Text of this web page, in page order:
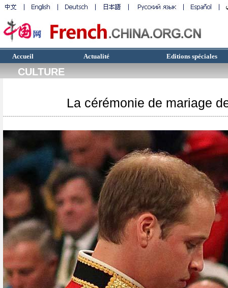
Accueil Actualité Editions spéciales
CULTURE
La cérémonie de mariage